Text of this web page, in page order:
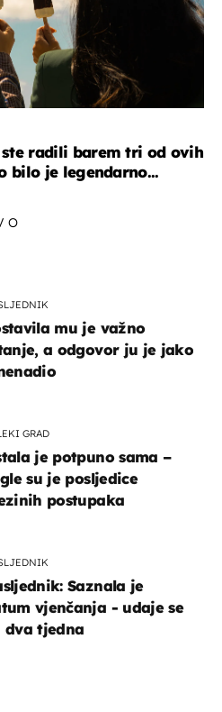
radili barem tri od ovih
bilo je legendarno...
mu je važno
a odgovor ju je jako
GRAD
je potpuno sama –
su je posljedice
postupaka
Saznala je
vjenčanja - udaje se
dva tjedna